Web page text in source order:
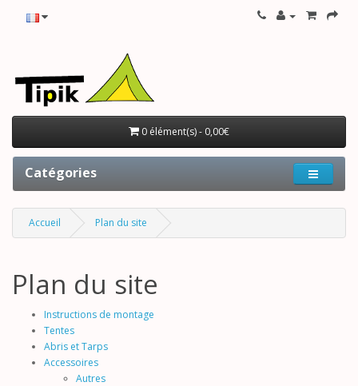
0 élément(s) - 0,00€
Catégories
Accueil Plan du site
Plan du site
Instructions de montage
Tentes
Abris et Tarps
Accessoires
Autres